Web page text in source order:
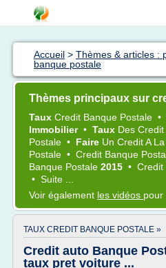
Accueil > Thèmes & articles :
banque postale
Thèmes principaux sur
Taux Credit Banque Postale •
Immobilier • Taux Des Credit
Postale • Faire Un CreditA La
Postale • Credit Banque
Banque Postale 2015 • Credit
• Suite ...
Voir également les vidéos pour
TAUX CREDIT BANQUE POSTALE »
Credit auto Banque
taux pret voiture ...